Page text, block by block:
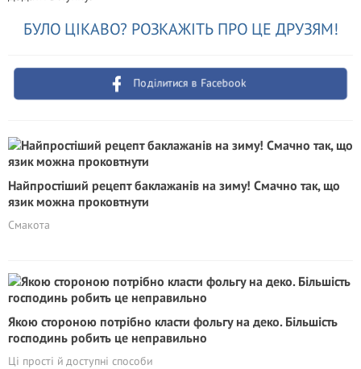
БУЛО ЦІКАВО? РОЗКАЖІТЬ ПРО ЦЕ ДРУЗЯМ!
Поділитися в Facebook
Найпростіший рецепт баклажанів на зиму! Смачно так, що
язик можна проковтнути
Смакота
Якою стороною потрібно класти фольгу на деко. Більшість
господинь робить це неправильно
Ці прості й доступні способи